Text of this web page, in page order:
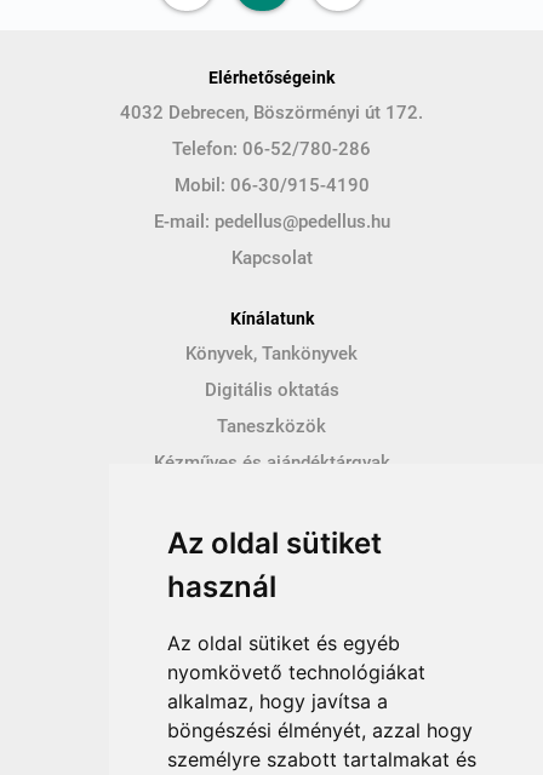
Az oldal sütiket
használ
Az oldal sütiket és egyéb
nyomkövető technológiákat
alkalmaz, hogy javítsa a
böngészési élményét, azzal hogy
személyre szabott tartalmakat és
Elérhetőségeink
4032 Debrecen, Böszörményi út 172.
Telefon: 06-52/780-286
Mobil: 06-30/915-4190
E-mail: pedellus@pedellus.hu
Kapcsolat
Kínálatunk
Könyvek, Tankönyvek
Digitális oktatás
Taneszközök
Kézműves és ajándéktárgyak
Így vásárolhatsz
Vásárlás menete
Vásárlási feltételek
Fizetési feltételek
Szállítási feltételek
Adatvédelem